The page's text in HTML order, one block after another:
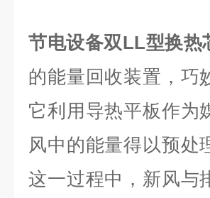
节电设备双LL型换热
的能量回收装置，巧
它利用导热平板作为
风中的能量得以预处
这一过程中，新风与